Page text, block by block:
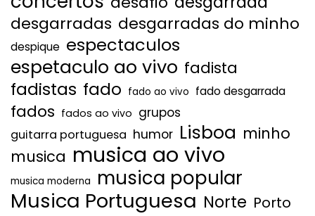
desgarradas desgarradas do minho
despique espectaculos
espetaculo ao vivo fadista
fadistas fado fado ao vivo fado desgarrada
fados fados ao vivo grupos
guitarra portuguesa humor Lisboa minho
musica musica ao vivo
musica moderna musica popular
Musica Portuguesa Norte Porto